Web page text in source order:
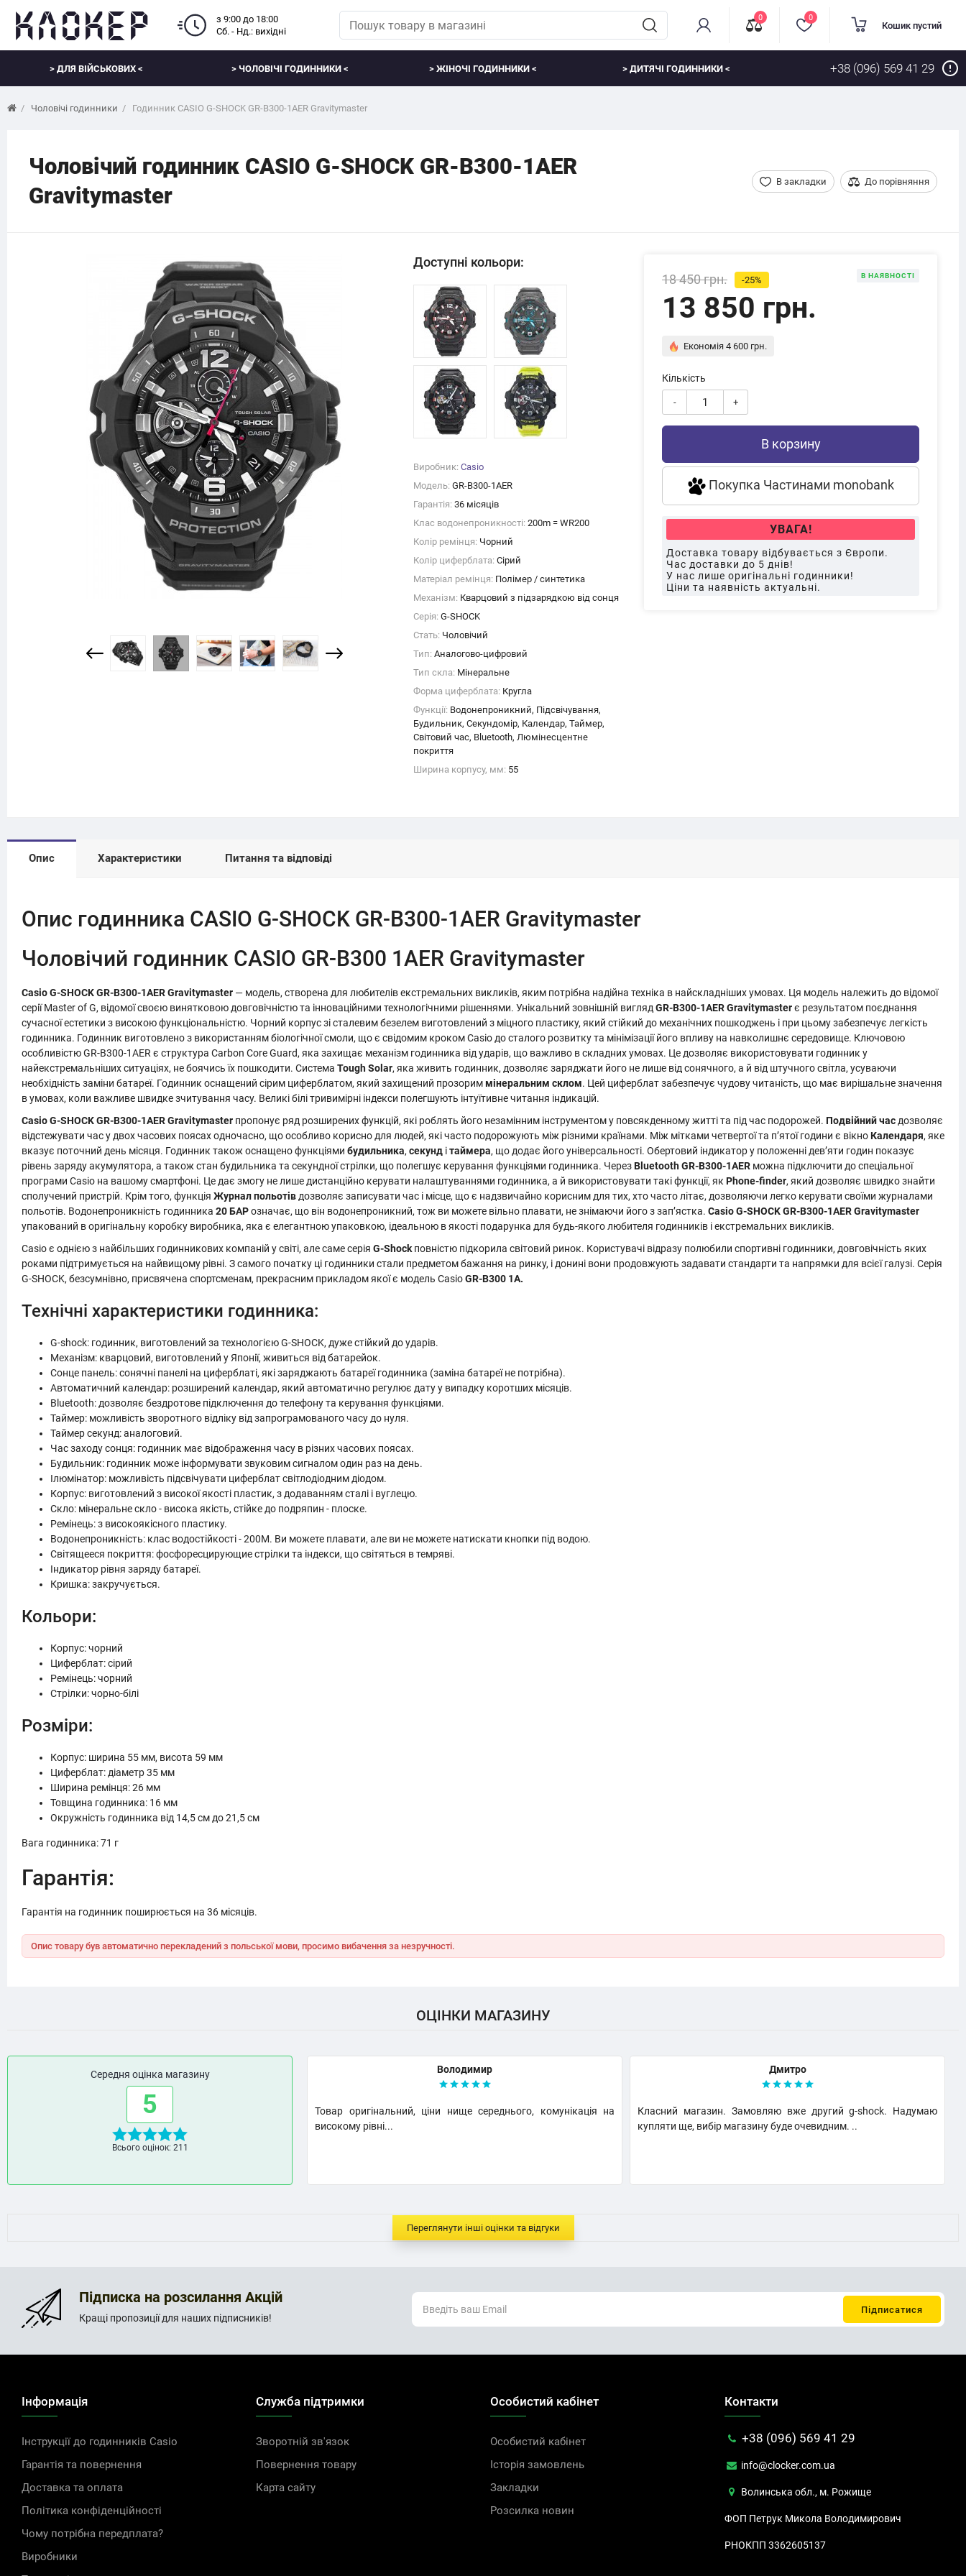
з 9:00 до 18:00
Сб. - Нд.: вихідні
0 0
Кошик пустий
> ДЛЯ ВІЙСЬКОВИХ < > ЧОЛОВІЧІ ГОДИННИКИ < > ЖІНОЧІ ГОДИННИКИ < > ДИТЯЧІ ГОДИННИКИ < +38 (096) 569 41 29
Чоловічі годинники Годинник CASIO G-SHOCK GR-B300-1AER Gravitymaster
Чоловічий годинник CASIO G-SHOCK GR-B300-1AER
Gravitymaster
В закладки До порівняння
18 450 грн. -25%
13 850 грн.
В НАЯВНОСТІ
Економія 4 600 грн.
Кількість
- +
В корзину
Покупка Частинами monobank
УВАГА!
Доставка товару відбувається з Європи.
Час доставки до 5 днів!
У нас лише оригінальні годинники!
Ціни та наявність актуальні.
Доступні кольори:
Виробник: Casio
Модель: GR-B300-1AER
Гарантія: 36 місяців
Клас водонепроникності: 200m = WR200
Колір ремінця: Чорний
Колір циферблата: Сірий
Матеріал ремінця: Полімер / синтетика
Механізм: Кварцовий з підзарядкою від сонця
Серія: G-SHOCK
Стать: Чоловічий
Тип: Аналогово-цифровий
Тип скла: Мінеральне
Форма циферблата: Кругла
Функції: Водонепроникний, Підсвічування,
Будильник, Секундомір, Календар, Таймер,
Світовий час, Bluetooth, Люмінесцентне
покриття
Ширина корпусу, мм: 55
Опис Характеристики Питання та відповіді
Опис годинника CASIO G-SHOCK GR-B300-1AER Gravitymaster
Чоловічий годинник CASIO GR-B300 1AER Gravitymaster
Casio G-SHOCK GR-B300-1AER Gravitymaster — модель, створена для любителів екстремальних викликів, яким потрібна надійна техніка в найскладніших умовах. Ця модель належить до відомої
серії Master of G, відомої своєю винятковою довговічністю та інноваційними технологічними рішеннями. Унікальний зовнішній вигляд GR-B300-1AER Gravitymasterє результатом поєднання
сучасної естетики з високою функціональністю. Чорний корпус зі сталевим безелем виготовлений з міцного пластику, який стійкий до механічних пошкоджень і при цьому забезпечує легкість
годинника. Годинник виготовлено з використанням біологічної смоли, що є свідомим кроком Casio до сталого розвитку та мінімізації його впливу на навколишнє середовище. Ключовою
особливістю GR-B300-1AER є структура Carbon Core Guard, яка захищає механізм годинника від ударів, що важливо в складних умовах. Це дозволяє використовувати годинник у
найекстремальніших ситуаціях, не боячись їх пошкодити. Система Tough Solar, яка живить годинник, дозволяє заряджати його не лише від сонячного, а й від штучного світла, усуваючи
необхідність заміни батареї. Годинник оснащений сірим циферблатом, який захищений прозориммінеральним склом. Цей циферблат забезпечує чудову читаність, що має вирішальне значення
в умовах, коли важливе швидке зчитування часу. Великі білі тривимірні індекси полегшують інтуїтивне читання індикацій.
Casio G-SHOCK GR-B300-1AER Gravitymaster пропонує ряд розширених функцій, які роблять його незамінним інструментом у повсякденному житті та під час подорожей. Подвійний час дозволяє
відстежувати час у двох часових поясах одночасно, що особливо корисно для людей, які часто подорожують між різними країнами. Між мітками четвертої та п’ятої години є вікно Календаря, яке
вказує поточний день місяця. Годинник також оснащено функціями будильника, секунд ітаймера, що додає його універсальності. Обертовий індикатор у положенні дев’яти годин показує
рівень заряду акумулятора, а також стан будильника та секундної стрілки, що полегшує керування функціями годинника. ЧерезBluetoothGR-B300-1AER можна підключити до спеціальної
програми Casio на вашому смартфоні. Це дає змогу не лише дистанційно керувати налаштуваннями годинника, а й використовувати такі функції, як Phone-finder, який дозволяє швидко знайти
сполучений пристрій. Крім того, функція Журнал польотів дозволяє записувати час і місце, що є надзвичайно корисним для тих, хто часто літає, дозволяючи легко керувати своїми журналами
польотів. Водонепроникність годинника 20 БАРозначає, що він водонепроникний, тож ви можете вільно плавати, не знімаючи його з зап’ястка. Casio G-SHOCK GR-B300-1AER Gravitymaster
упакований в оригінальну коробку виробника, яка є елегантною упаковкою, ідеальною в якості подарунка для будь-якого любителя годинників і екстремальних викликів.
Casio є однією з найбільших годинникових компаній у світі, але саме серія G-Shock повністю підкорила світовий ринок. Користувачі відразу полюбили спортивні годинники, довговічність яких
роками підтримується на найвищому рівні. З самого початку ці годинники стали предметом бажання на ринку, і донині вони продовжують задавати стандарти та напрямки для всієї галузі. Серія
G-SHOCK, безсумнівно, присвячена спортсменам, прекрасним прикладом якої є модель CasioGR-B300 1A.
Технічні характеристики годинника:
G-shock: годинник, виготовлений за технологією G-SHOCK, дуже стійкий до ударів.
Механізм: кварцовий, виготовлений у Японії, живиться від батарейок.
Сонце панель: сонячні панелі на циферблаті, які заряджають батареї годинника (заміна батареї не потрібна).
Автоматичний календар: розширений календар, який автоматично регулює дату у випадку коротших місяців.
Bluetooth: дозволяє бездротове підключення до телефону та керування функціями.
Таймер: можливість зворотного відліку від запрограмованого часу до нуля.
Таймер секунд: аналоговий.
Час заходу сонця: годинник має відображення часу в різних часових поясах.
Будильник: годинник може інформувати звуковим сигналом один раз на день.
Ілюмінатор: можливість підсвічувати циферблат світлодіодним діодом.
Корпус: виготовлений з високої якості пластик, з додаванням сталі і вуглецю.
Скло: мінеральне скло - висока якість, стійке до подряпин - плоске.
Ремінець: з високоякісного пластику.
Водонепроникність: клас водостійкості - 200M. Ви можете плавати, але ви не можете натискати кнопки під водою.
Світящееся покриття: фосфоресцирующие стрілки та індекси, що світяться в темряві.
Індикатор рівня заряду батареї.
Кришка: закручується.
Кольори:
Корпус: чорний
Циферблат: сірий
Ремінець: чорний
Стрілки: чорно-білі
Розміри:
Корпус: ширина 55 мм, висота 59 мм
Циферблат: діаметр 35 мм
Ширина ремінця: 26 мм
Товщина годинника: 16 мм
Окружність годинника від 14,5 см до 21,5 см
Вага годинника: 71 г
Гарантія:
Гарантія на годинник поширюється на 36 місяців.
Опис товару був автоматично перекладений з польської мови, просимо вибачення за незручності.
ОЦІНКИ МАГАЗИНУ
Середня оцінка магазину
5
Всього оцінок: 211
Володимир
Товар оригінальний, ціни нище середнього, комунікація на
високому рівні...
Дмитро
Класний магазин. Замовляю вже другий g-shock. Надумаю
купляти ще, вибір магазину буде очевидним. ..
Переглянути інші оцінки та відгуки
Підписка на розсилання Акцій
Кращі пропозиції для наших підписників!
Інформація
Інструкції до годинників Casio
Гарантія та повернення
Доставка та оплата
Політика конфіденційності
Чому потрібна передплата?
Виробники
Служба підтримки
Зворотній зв'язок
Повернення товару
Карта сайту
Особистий кабінет
Особистий кабінет
Історія замовлень
Закладки
Розсилка новин
Контакти
+38 (096) 569 41 29
info@clocker.com.ua
Волинська обл., м. Рожище
ФОП Петрук Микола Володимирович
РНОКПП 3362605137